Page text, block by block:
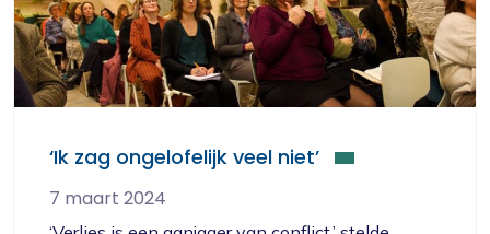
‘Ik zag ongelofelijk veel niet’
7 maart 2024